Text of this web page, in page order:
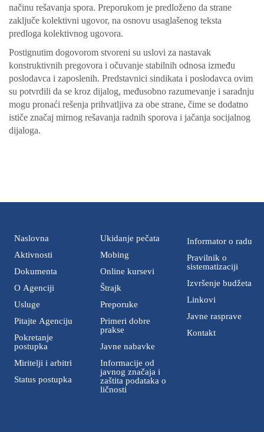
načinu rešavanja spora. Preporukom je predloženo da strane
zaključe kolektivni ugovor, na osnovu usaglašenog teksta
predloga kolektivnog ugovora.
Postignutim dogovorom stvoreni su uslovi za nastavak
konstruktivnih pregovora i očuvanje stabilnih odnosa između
poslodavca i zaposlenih. Predstavnici sindikata i poslodavca ovim
su potvrdili da se kroz dijalog, međusobno razumevanje i saradnju
mogu pronaći rešenja prihvatljiva za obe strane, čime se dodatno
ističe značaj mirnog rešavanja radnih sporova i jačanja socijalnog
dijaloga.
Naslovna
Aktivnosti
Dokumenta
O Agenciji
Usluge
Pitajte Agenciju
Pokretanje
postupka
Miritelji i аrbitri
Status postupka
Ukidanje pečata
Mobing
Online kursevi
Štrajk
Preporuke
Primeri dobre
prakse
Javne nabavke
Informacije od
javnog značaja i
zaštita podataka o
ličnosti
Informator o radu
Pravilnik o
sistematizaciji
Izvršenje budžeta
Linkovi
Javne rasprave
Кontakt